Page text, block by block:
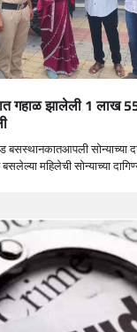
गहाळ झालेली 1 लाख
बसस्थानकातआपली सोन्याच्या
महिलेची सोन्याच्या